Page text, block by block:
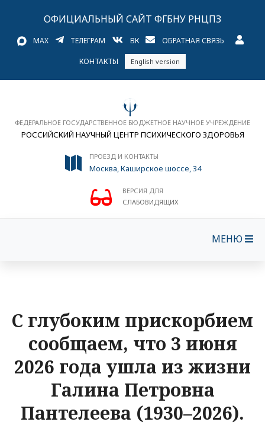
ОФИЦИАЛЬНЫЙ САЙТ ФГБНУ РНЦПЗ
MAX ТЕЛЕГРАМ ВК ОБРАТНАЯ СВЯЗЬ
КОНТАКТЫ English version
ФЕДЕРАЛЬНОЕ ГОСУДАРСТВЕННОЕ БЮДЖЕТНОЕ НАУЧНОЕ УЧРЕЖДЕНИЕ
РОССИЙСКИЙ НАУЧНЫЙ ЦЕНТР ПСИХИЧЕСКОГО ЗДОРОВЬЯ
ПРОЕЗД И КОНТАКТЫ
Москва, Каширское шоссе, 34
ВЕРСИЯ ДЛЯ
СЛАБОВИДЯЩИХ
МЕНЮ
С глубоким прискорбием
сообщаем, что 3 июня
2026 года ушла из жизни
Галина Петровна
Пантелеева (1930–2026).